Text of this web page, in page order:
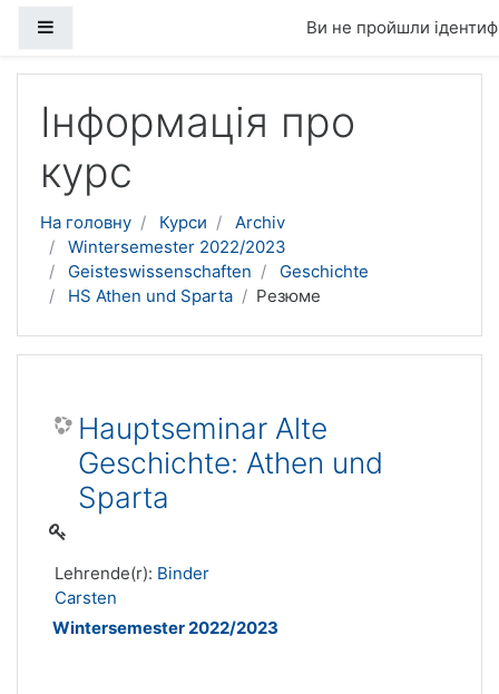
Ви не пройшли
Інформація про
курс
На головну Курси
Archiv
Wintersemester 2022/2023
Geisteswissenschaften
Geschichte
HS Athen und Sparta
Резюме
Hauptseminar Alte
Geschichte: Athen und
Sparta
Lehrende(r): Binder
Carsten
Wintersemester 2022/2023